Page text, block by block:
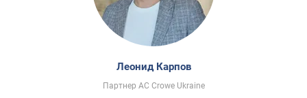
Леонид Карпов
Партнер AC Crowe Ukraine